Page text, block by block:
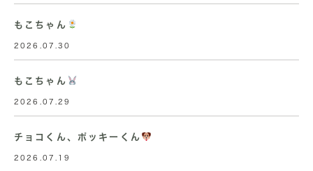
もこちゃん
2026.07.30
もこちゃん
2026.07.29
チョコくん、ポッキーくん
2026.07.19